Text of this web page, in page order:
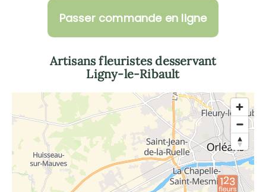
Passer commande en ligne
Artisans fleuristes desservant
Ligny-le-Ribault